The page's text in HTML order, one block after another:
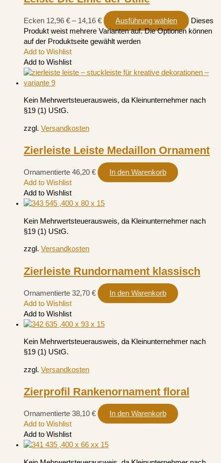
Ecken 12,96 € – 14,16 € Ausführung wählen
Dieses
Produkt weist mehrere Varianten auf. Die Optionen können
auf der Produktseite gewählt werden
Add to Wishlist
Add to Wishlist
Kein Mehrwertsteuerausweis, da Kleinunternehmer nach
§19 (1) UStG.
zzgl. Versandkosten
Zierleiste Leiste Medaillon Ornament
Ornamentierte 46,20 €
In den Warenkorb
Add to Wishlist
Add to Wishlist
Kein Mehrwertsteuerausweis, da Kleinunternehmer nach
§19 (1) UStG.
zzgl. Versandkosten
Zierleiste Rundornament klassisch
Ornamentierte 32,70 €
In den Warenkorb
Add to Wishlist
Add to Wishlist
Kein Mehrwertsteuerausweis, da Kleinunternehmer nach
§19 (1) UStG.
zzgl. Versandkosten
Zierprofil Rankenornament floral
Ornamentierte 38,10 €
In den Warenkorb
Add to Wishlist
Add to Wishlist